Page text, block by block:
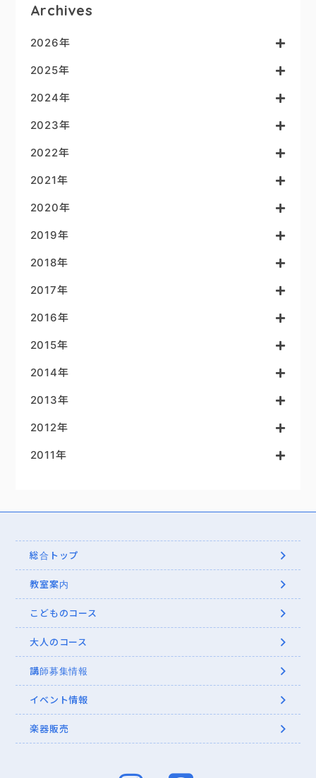
Archives
2026年
2025年
2024年
2023年
2022年
2021年
2020年
2019年
2018年
2017年
2016年
2015年
2014年
2013年
2012年
2011年
総合トップ
教室案内
こどものコース
大人のコース
講師募集情報
イベント情報
楽器販売